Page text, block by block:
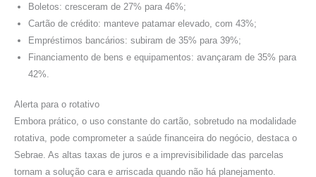
Boletos: cresceram de 27% para 46%;
Cartão de crédito: manteve patamar elevado, com 43%;
Empréstimos bancários: subiram de 35% para 39%;
Financiamento de bens e equipamentos: avançaram de 35% para
42%.
Alerta para o rotativo
Embora prático, o uso constante do cartão, sobretudo na modalidade
rotativa, pode comprometer a saúde financeira do negócio, destaca o
Sebrae. As altas taxas de juros e a imprevisibilidade das parcelas
tornam a solução cara e arriscada quando não há planejamento.